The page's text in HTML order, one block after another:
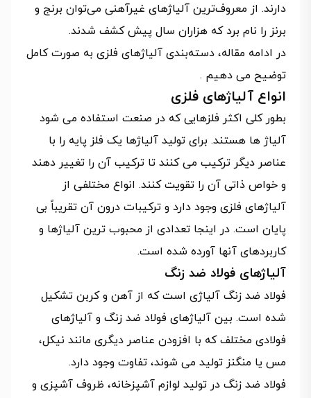
دارند. از معروف‌ترین آلیاژهای غیرآهنی می‌توان برنج و
برنز را نام برد که هزاران سال پیش کشف شدند.
در ادامه مقاله، دسته‌بندی آلیاژهای فلزی به صورت کامل
توضیح می دهیم .
انواع آلیاژهای فلزی
بطور کلی اکثر فلزهایی که در صنعت استفاده می شود
آلیاژ ها هستند. برای تولید آلیاژها یک فلز پایه را با
عناصر دیگر ترکیب می کنند تا ترکیب آن را تغییر دهند
و خواص ذاتی آن را تقویت کنند. انواع مختلفی از
آلیاژهای فلزی وجود دارد و ترکیبات درون آن تقریباً بی
پایان است. در اینجا تعدادی از محبوب ترین آلیاژها و
کاربردهای آنها آورده شده است.
آلیاژهای فولاد ضد زنگ
فولاد ضد زنگ آلیاژی است که از آهن و کربن تشکیل
شده است. بین آلیاژهای فولاد ضد زنگ و آلیاژهای
فولادی مختلف که با افزودن عناصر دیگری مانند نیکل،
مس یا منگنز تولید می شوند، تفاوت وجود دارد.
فولاد ضد زنگ در تولید لوازم آشپزخانه، ظروف آشپزی و